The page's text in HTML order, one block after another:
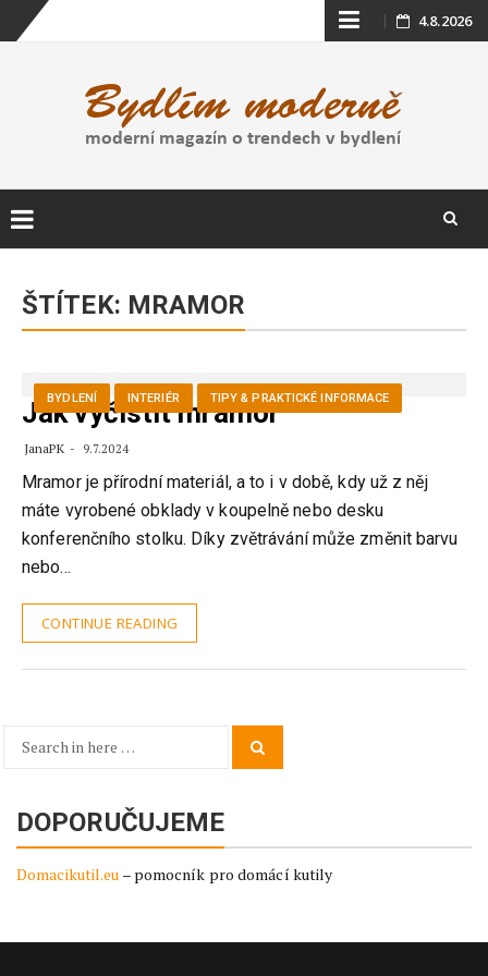
Skip
content
4.8.2026
contentŠTÍTEK: MRAMOR
BYDLENÍ INTERIÉR TIPY & PRAKTICKÉ INFORMACE
Jak vyčistit mramor
JanaPK 9.7.2024
Mramor je přírodní materiál, a to i v době, kdy už z něj
máte vyrobené obklady v koupelně nebo desku
konferenčního stolku. Díky zvětrávání může změnit barvu
nebo…
CONTINUE READING
Search
DOPORUČUJEME
Domacikutil.eu – pomocník pro domácí kutily